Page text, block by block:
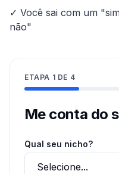
✓ Você sai com um
não"
ETAPA 1 DE 4
Me conta do
Qual seu nicho?